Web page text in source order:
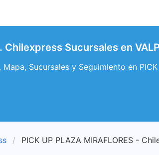
Chilexpress Sucursales en
Sucursales y Seguimiento en PICK
PICK UP PLAZA MIRAFLORES -